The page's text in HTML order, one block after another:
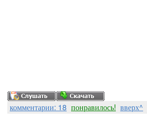
комментарии: 18 понравилось! вверх^